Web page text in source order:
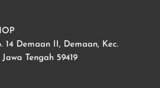
14 Demaan II, Demaan, Kec.
Tengah 59419